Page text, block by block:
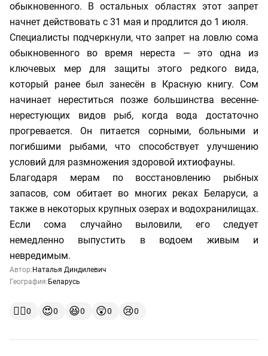
обыкновенного. В остальных областях этот запрет
начнет действовать с 31 мая и продлится до 1 июля.
Специалисты подчеркнули, что запрет на ловлю сома
обыкновенного во время нереста — это одна из
ключевых мер для защиты этого редкого вида,
который ранее был занесён в Красную книгу. Сом
начинает нереститься позже большинства весенне-
нерестующих видов рыб, когда вода достаточно
прогревается. Он питается сорными, больными и
погибшими рыбами, что способствует улучшению
условий для размножения здоровой ихтиофауны.
Благодаря мерам по восстановлению рыбных
запасов, сом обитает во многих реках Беларуси, а
также в некоторых крупных озерах и водохранилищах.
Если сома случайно выловили, его следует
немедленно выпустить в водоем живым и
невредимым.
Автор: Наталья Диндилевич
География: Беларусь
👍🏻0 😍0 😆0 😲0 😢0